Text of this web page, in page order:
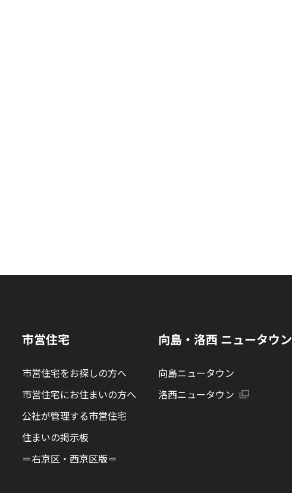
市営住宅
市営住宅をお探しの方へ
市営住宅にお住まいの方へ
公社が管理する市営住宅
住まいの掲示板
＝右京区・西京区版＝
向島・洛西 ニュータウン
向島ニュータウン
洛西ニュータウン